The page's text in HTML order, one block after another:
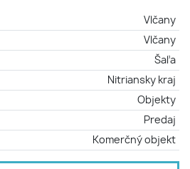
Vlčany
Vlčany
Šaľa
Nitriansky kraj
Objekty
Predaj
Komerčný objekt